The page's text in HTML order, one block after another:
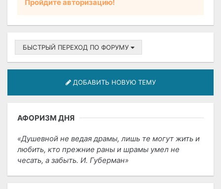
Пройдите авторизацию!
БЫСТРЫЙ ПЕРЕХОД ПО ФОРУМУ
ДОБАВИТЬ НОВУЮ ТЕМУ
АФОРИЗМ ДНЯ
Душевной не ведая драмы, лишь те могут жить и
любить, кто прежние раны и шрамы умел не
чесать, а забыть. И. Губерман